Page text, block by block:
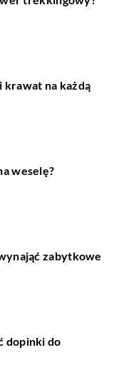
na każdą
weselę?
zabytkowe
dopinki do